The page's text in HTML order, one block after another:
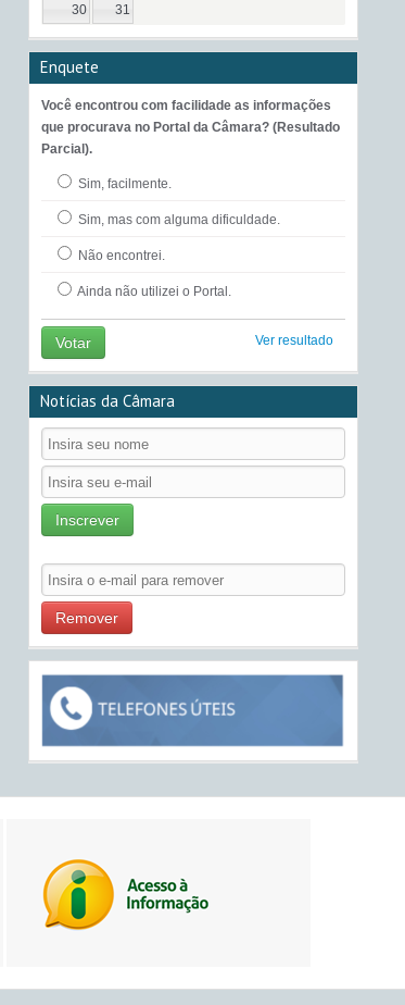
30 31
Enquete
Você encontrou com facilidade as informações
que procurava no Portal da Câmara? (Resultado
Parcial).
Sim, facilmente.
Sim, mas com alguma dificuldade.
Não encontrei.
Ainda não utilizei o Portal.
Votar Ver resultado
Notícias da Câmara
Inscrever
Remover